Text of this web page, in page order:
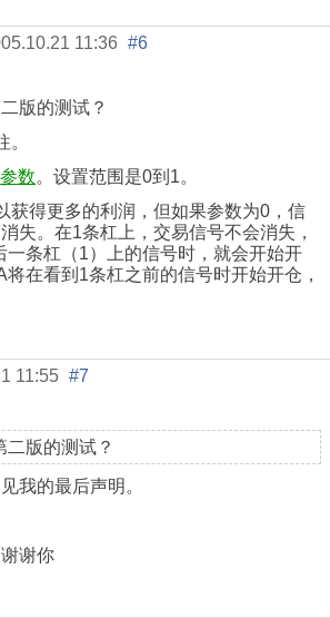
11:36 #6
版的测试？
参数。设置范围是0到1。
获得更多的利润，但如果参数为0，信
失。在1条杠上，交易信号不会消失，
一条杠（1）上的信号时，就会开始开
在看到1条杠之前的信号时开始开仓，
11:55 #7
版的测试？
我的最后声明。
谢你